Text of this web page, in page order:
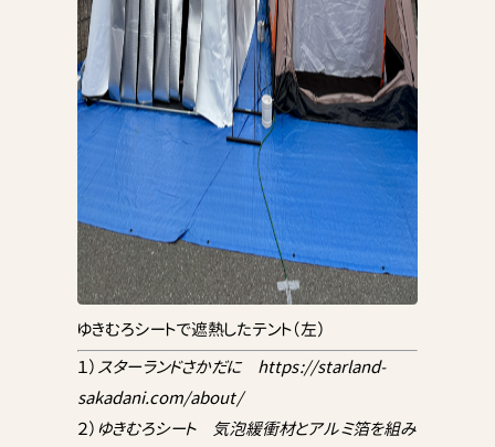
ゆきむろシートで遮熱したテント（左）
１）スターランドさかだに https://starland-
sakadani.com/about/
２）ゆきむろシート 気泡緩衝材とアルミ箔を組み